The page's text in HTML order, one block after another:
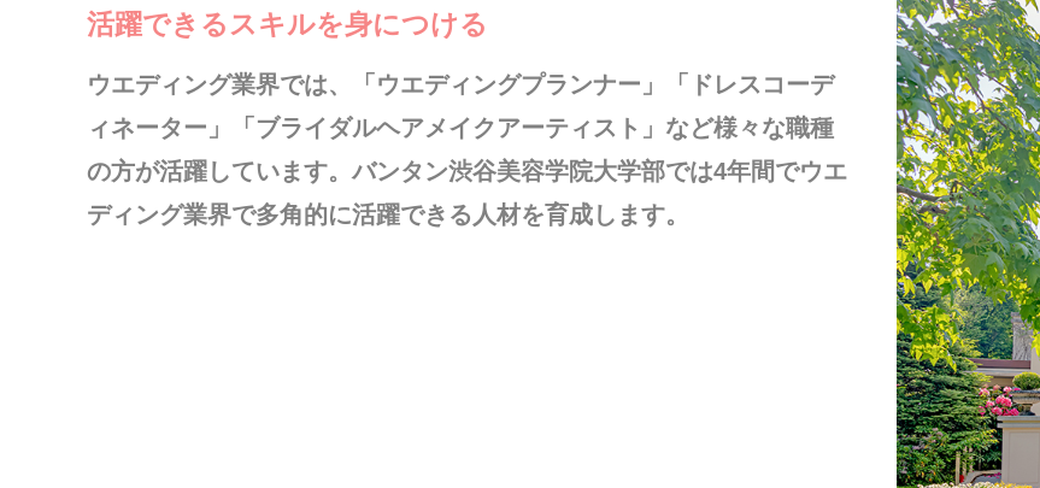
活躍できるスキルを身につける
ウエディング業界では、「ウエディングプランナー」「ドレスコーデ
ィネーター」「ブライダルヘアメイクアーティスト」など様々な職種
の方が活躍しています。バンタン渋谷美容学院大学部では4年間でウエ
ディング業界で多角的に活躍できる人材を育成します。